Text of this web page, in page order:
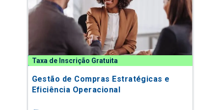
Taxa de Inscrição Gratuita
Gestão de Compras Estratégicas e
Eficiência Operacional